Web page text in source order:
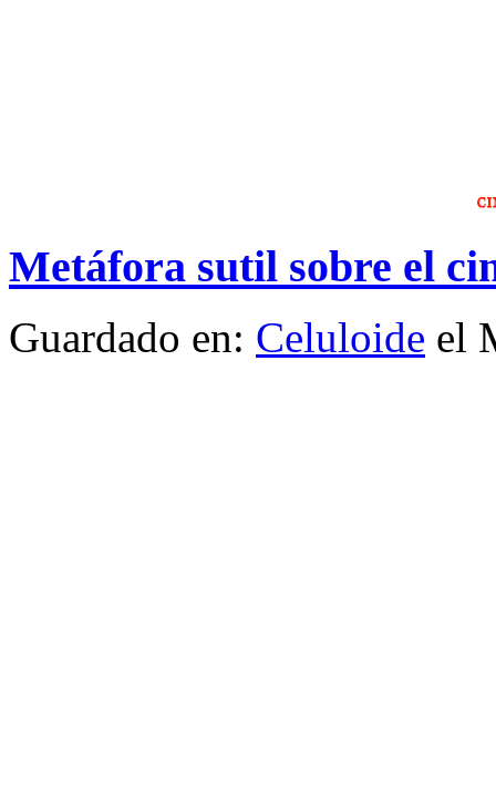
Metáfora sutil sobre el
Guardado en: Celuloide el